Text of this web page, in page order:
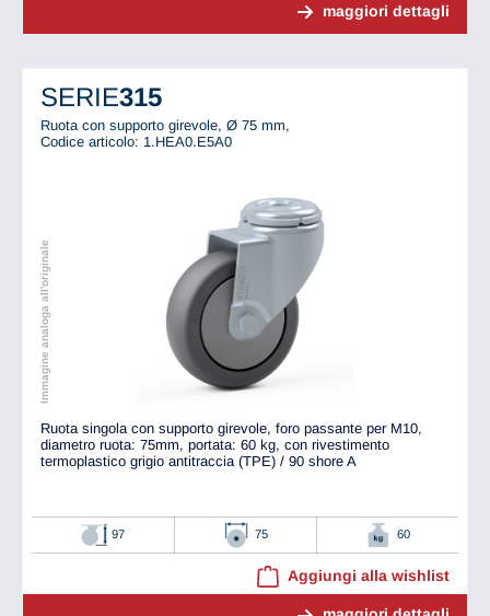
maggiori dettagli
SERIE315
Ruota con supporto girevole, Ø 75 mm,
Codice articolo: 1.HEA0.E5A0
Immagine analoga all'originale
Ruota singola con supporto girevole, foro passante per M10,
diametro ruota: 75mm, portata: 60 kg, con rivestimento
termoplastico grigio antitraccia (TPE) / 90 shore A
97 75 60
Aggiungi alla wishlist